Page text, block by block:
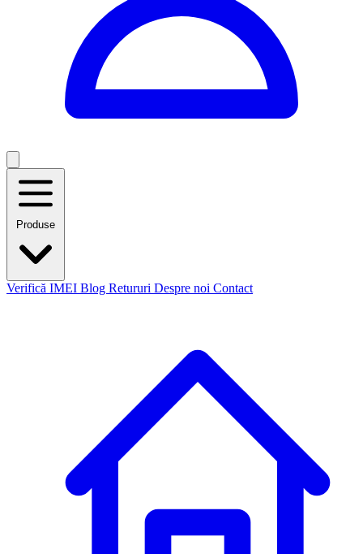
Produse
Verifică IMEI Blog Retururi Despre noi Contact